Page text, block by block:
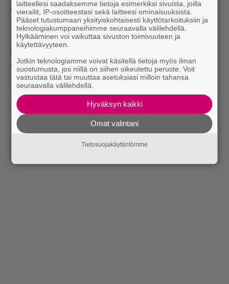
sittenkin. Tätä ei tapahtunut Kanye Westin Flow-
keikalla. Kotiin päästyäni kuuntelen vielä kerran
Halon(hys, tästä ei puhuta) ja vaihdan sitten The
Nationalin varhaistuotantoon. Joku roti tässä
täytyy yrittää pitää.
Lue myös: Tilaa Rumban uutiskirje ja tiedät mistä
kahvitauolla puhutaan! Nappaa ajankohtaiset musiikin
uutiset ja puheenaiheet suoraan sähköpostiin tästä.
laitteellesi saadaksemme tietoja esimerkiksi sivuista, joilla
vierailit, IP-osoitteestasi sekä laitteesi ominaisuuksista.
Pääset tutustumaan yksityiskohtaisesti käyttötarkoituksiin ja
teknologiakumppaneihimme seuraavalla välilehdellä.
Hylkääminen voi vaikuttaa sivuston toimivuuteen ja
käytettävyyteen.
Jotkin teknologiamme voivat käsitellä tietoja myös ilman
suostumusta, jos niillä on siihen oikeutettu peruste. Voit
vastustaa tätä tai muuttaa asetuksiasi milloin tahansa
seuraavalla välilehdellä.
Hyväksyn kaikki
Omat valintani
Tietosuojakäytäntömme